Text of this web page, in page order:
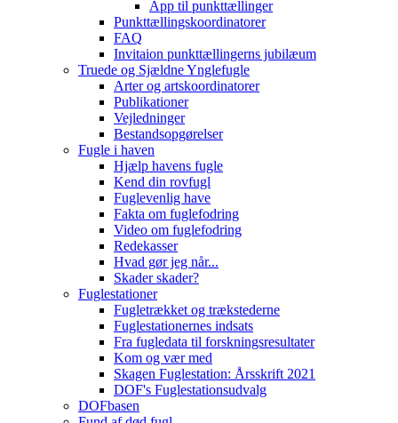
App til punkttællinger
Punkttællingskoordinatorer
FAQ
Invitaion punkttællingerns jubilæum
Truede og Sjældne Ynglefugle
Arter og artskoordinatorer
Publikationer
Vejledninger
Bestandsopgørelser
Fugle i haven
Hjælp havens fugle
Kend din rovfugl
Fuglevenlig have
Fakta om fuglefodring
Video om fuglefodring
Redekasser
Hvad gør jeg når...
Skader skader?
Fuglestationer
Fugletrækket og trækstederne
Fuglestationernes indsats
Fra fugledata til forskningsresultater
Kom og vær med
Skagen Fuglestation: Årsskrift 2021
DOF's Fuglestationsudvalg
DOFbasen